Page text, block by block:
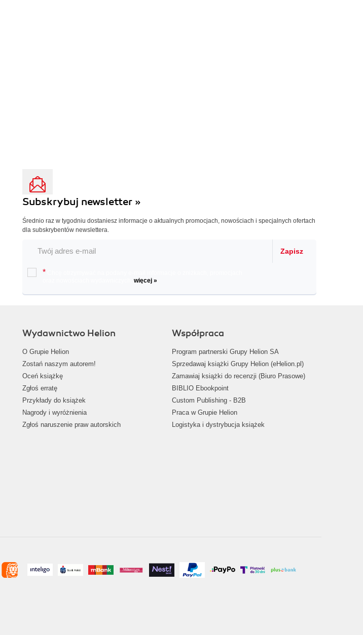
Subskrybuj newsletter »
Średnio raz w tygodniu dostaniesz informacje o aktualnych promocjach, nowościach i specjalnych ofertach
dla subskrybentów newslettera.
Zapisz
*
więcej »
Wydawnictwo Helion
O Grupie Helion
Zostań naszym autorem!
Oceń książkę
Zgłoś erratę
Przykłady do książek
Nagrody i wyróżnienia
Zgłoś naruszenie praw autorskich
Współpraca
Program partnerski Grupy Helion SA
Sprzedawaj książki Grupy Helion (eHelion.pl)
Zamawiaj książki do recenzji (Biuro Prasowe)
BIBLIO Ebookpoint
Custom Publishing - B2B
Praca w Grupie Helion
Logistyka i dystrybucja książek